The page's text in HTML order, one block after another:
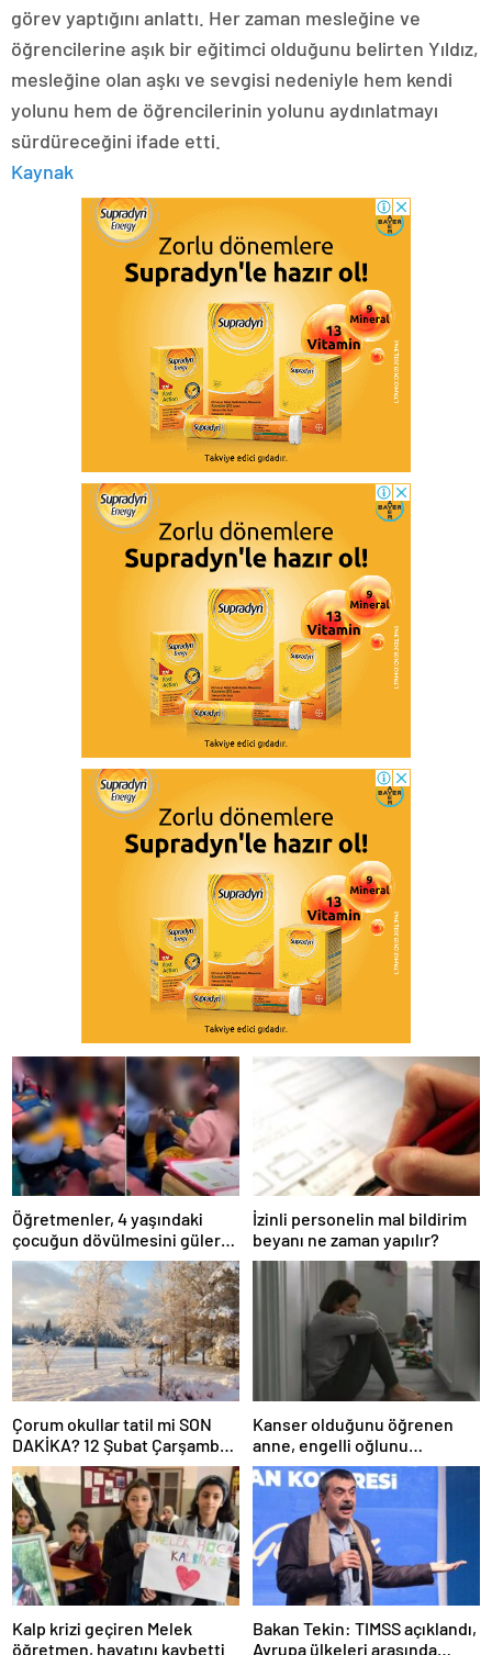
görev yaptığını anlattı. Her zaman mesleğine ve
öğrencilerine aşık bir eğitimci olduğunu belirten Yıldız,
mesleğine olan aşkı ve sevgisi nedeniyle hem kendi
yolunu hem de öğrencilerinin yolunu aydınlatmayı
sürdüreceğini ifade etti.
Kaynak
Öğretmenler, 4 yaşındaki
çocuğun dövülmesini gülerek
izledi
İzinli personelin mal bildirim
beyanı ne zaman yapılır?
Çorum okullar tatil mi SON
DAKİKA? 12 Şubat Çarşamba
Çorum’da okul yok mu (Çorum
Valiliği Açıklaması – KAR
TATİLİ)?
Kanser olduğunu öğrenen
anne, engelli oğlunu
öldürdükten sonra intihar etti
Kalp krizi geçiren Melek
öğretmen, hayatını kaybetti
Bakan Tekin: TIMSS açıklandı,
Avrupa ülkeleri arasında